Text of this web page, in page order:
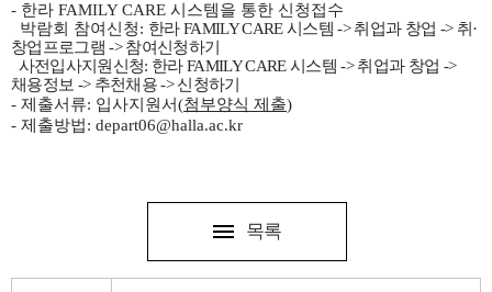
- 한라 FAMILY CARE 시스템을 통한 신청접수
박람회 참여신청: 한라FAMILY CARE시스템->취업과 창업 -> 취 ·
창업프로그램->참여신청하기
사전입사지원신청: 한라FAMILY CARE시스템->취업과 창업 ->
채용정보 -> 추천채용 -> 신청하기
- 제출서류: 입사지원서(첨부양식 제출)
- 제출방법: depart06@halla.ac.kr
목록